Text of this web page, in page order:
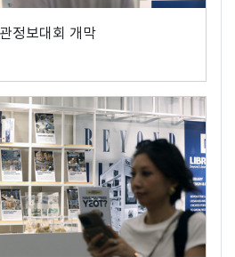
정보대회 개막